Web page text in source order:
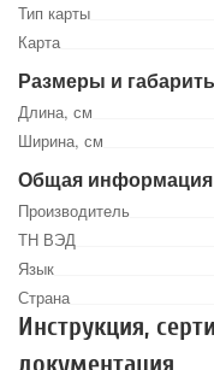
Тип карты
Карта
Размеры и
Длина, см
Ширина, см
Общая информация
Производитель
ТН ВЭД
Язык
Страна
Инструкция,